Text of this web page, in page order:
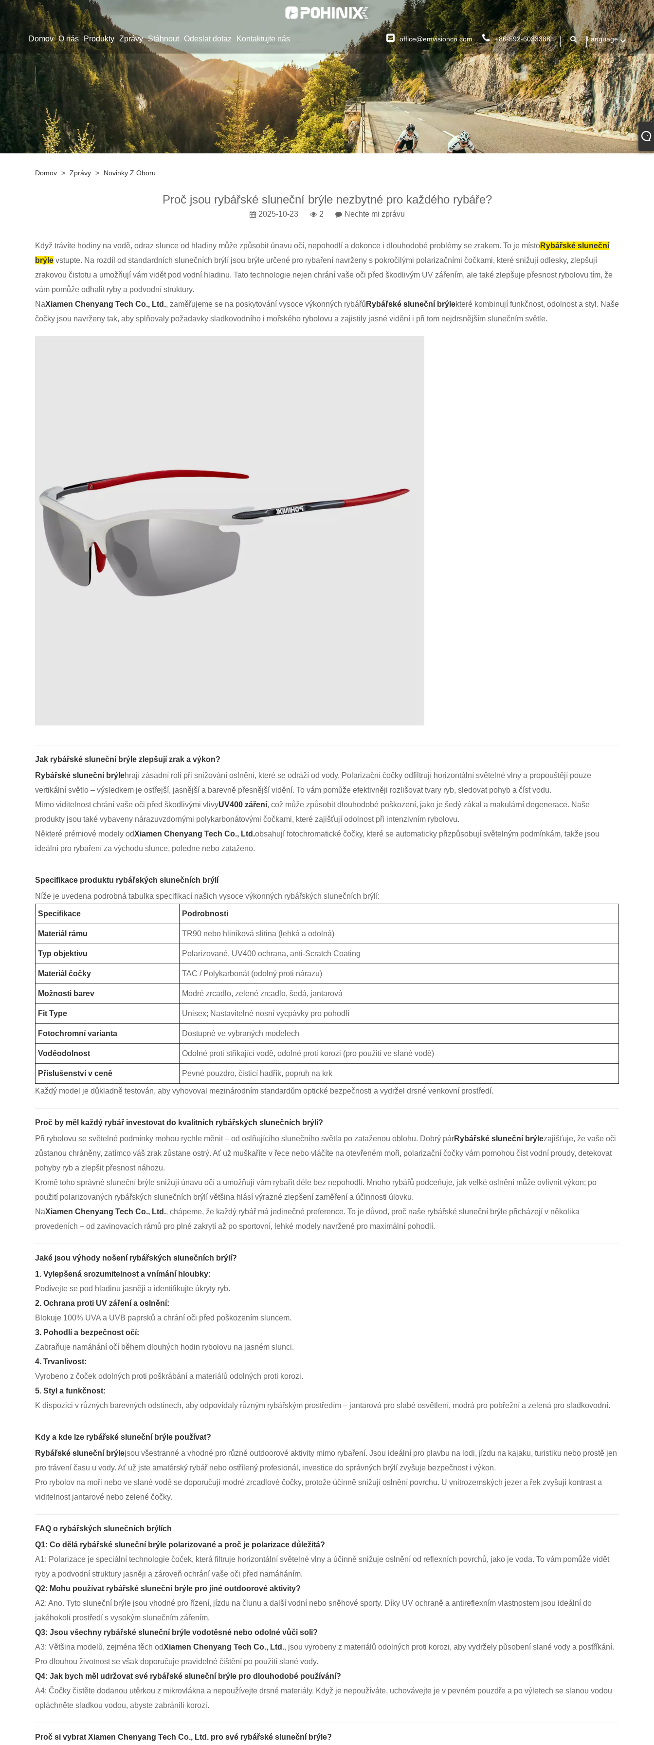
Domov O nás Produkty Zprávy Stáhnout Odeslat dotaz Kontaktujte nás office@emvisionco.com +86-592-6033388 Language
Domov > Zprávy > Novinky Z Oboru
Proč jsou rybářské sluneční brýle nezbytné pro každého rybáře?
2025-10-23 2 Nechte mi zprávu
Když trávíte hodiny na vodě, odraz slunce od hladiny může způsobit únavu očí, nepohodlí a dokonce i dlouhodobé problémy se zrakem. To je místoRybářské sluneční
brýle vstupte. Na rozdíl od standardních slunečních brýlí jsou brýle určené pro rybaření navrženy s pokročilými polarizačními čočkami, které snižují odlesky, zlepšují
zrakovou čistotu a umožňují vám vidět pod vodní hladinu. Tato technologie nejen chrání vaše oči před škodlivým UV zářením, ale také zlepšuje přesnost rybolovu tím, že
vám pomůže odhalit ryby a podvodní struktury.
NaXiamen Chenyang Tech Co., Ltd., zaměřujeme se na poskytování vysoce výkonných rybářů Rybářské sluneční brýlekteré kombinují funkčnost, odolnost a styl. Naše
čočky jsou navrženy tak, aby splňovaly požadavky sladkovodního i mořského rybolovu a zajistily jasné vidění i při tom nejdrsnějším slunečním světle.
Jak rybářské sluneční brýle zlepšují zrak a výkon?
Rybářské sluneční brýlehrají zásadní roli při snižování oslnění, které se odráží od vody. Polarizační čočky odfiltrují horizontální světelné vlny a propouštějí pouze
vertikální světlo – výsledkem je ostřejší, jasnější a barevně přesnější vidění. To vám pomůže efektivněji rozlišovat tvary ryb, sledovat pohyb a číst vodu.
Mimo viditelnost chrání vaše oči před škodlivými vlivyUV400 záření, což může způsobit dlouhodobé poškození, jako je šedý zákal a makulární degenerace. Naše
produkty jsou také vybaveny nárazuvzdornými polykarbonátovými čočkami, které zajišťují odolnost při intenzivním rybolovu.
Některé prémiové modely odXiamen Chenyang Tech Co., Ltd.obsahují fotochromatické čočky, které se automaticky přizpůsobují světelným podmínkám, takže jsou
ideální pro rybaření za východu slunce, poledne nebo zataženo.
Specifikace produktu rybářských slunečních brýlí
Níže je uvedena podrobná tabulka specifikací našich vysoce výkonných rybářských slunečních brýlí:
Specifikace Podrobnosti
Materiál rámu TR90 nebo hliníková slitina (lehká a odolná)
Typ objektivu Polarizované, UV400 ochrana, anti-Scratch Coating
Materiál čočky TAC / Polykarbonát (odolný proti nárazu)
Možnosti barev Modré zrcadlo, zelené zrcadlo, šedá, jantarová
Fit Type Unisex; Nastavitelné nosní vycpávky pro pohodlí
Fotochromní varianta Dostupné ve vybraných modelech
Voděodolnost Odolné proti stříkající vodě, odolné proti korozi (pro použití ve slané vodě)
Příslušenství v ceně Pevné pouzdro, čisticí hadřík, popruh na krk
Každý model je důkladně testován, aby vyhovoval mezinárodním standardům optické bezpečnosti a vydržel drsné venkovní prostředí.
Proč by měl každý rybář investovat do kvalitních rybářských slunečních brýlí?
Při rybolovu se světelné podmínky mohou rychle měnit – od oslňujícího slunečního světla po zataženou oblohu. Dobrý párRybářské sluneční brýlezajišťuje, že vaše oči
zůstanou chráněny, zatímco váš zrak zůstane ostrý. Ať už muškaříte v řece nebo vláčíte na otevřeném moři, polarizační čočky vám pomohou číst vodní proudy, detekovat
pohyby ryb a zlepšit přesnost náhozu.
Kromě toho správné sluneční brýle snižují únavu očí a umožňují vám rybařit déle bez nepohodlí. Mnoho rybářů podceňuje, jak velké oslnění může ovlivnit výkon; po
použití polarizovaných rybářských slunečních brýlí většina hlásí výrazné zlepšení zaměření a účinnosti úlovku.
NaXiamen Chenyang Tech Co., Ltd., chápeme, že každý rybář má jedinečné preference. To je důvod, proč naše rybářské sluneční brýle přicházejí v několika
provedeních – od zavinovacích rámů pro plné zakrytí až po sportovní, lehké modely navržené pro maximální pohodlí.
Jaké jsou výhody nošení rybářských slunečních brýlí?
1. Vylepšená srozumitelnost a vnímání hloubky:
Podívejte se pod hladinu jasněji a identifikujte úkryty ryb.
2. Ochrana proti UV záření a oslnění:
Blokuje 100% UVA a UVB paprsků a chrání oči před poškozením sluncem.
3. Pohodlí a bezpečnost očí:
Zabraňuje namáhání očí během dlouhých hodin rybolovu na jasném slunci.
4. Trvanlivost:
Vyrobeno z čoček odolných proti poškrábání a materiálů odolných proti korozi.
5. Styl a funkčnost:
K dispozici v různých barevných odstínech, aby odpovídaly různým rybářským prostředím – jantarová pro slabé osvětlení, modrá pro pobřežní a zelená pro sladkovodní.
Kdy a kde lze rybářské sluneční brýle používat?
Rybářské sluneční brýlejsou všestranné a vhodné pro různé outdoorové aktivity mimo rybaření. Jsou ideální pro plavbu na lodi, jízdu na kajaku, turistiku nebo prostě jen
pro trávení času u vody. Ať už jste amatérský rybář nebo ostřílený profesionál, investice do správných brýlí zvyšuje bezpečnost i výkon.
Pro rybolov na moři nebo ve slané vodě se doporučují modré zrcadlové čočky, protože účinně snižují oslnění povrchu. U vnitrozemských jezer a řek zvyšují kontrast a
viditelnost jantarové nebo zelené čočky.
FAQ o rybářských slunečních brýlích
Q1: Co dělá rybářské sluneční brýle polarizované a proč je polarizace důležitá?
A1: Polarizace je speciální technologie čoček, která filtruje horizontální světelné vlny a účinně snižuje oslnění od reflexních povrchů, jako je voda. To vám pomůže vidět
ryby a podvodní struktury jasněji a zároveň ochrání vaše oči před namáháním.
Q2: Mohu používat rybářské sluneční brýle pro jiné outdoorové aktivity?
A2: Ano. Tyto sluneční brýle jsou vhodné pro řízení, jízdu na člunu a další vodní nebo sněhové sporty. Díky UV ochraně a antireflexním vlastnostem jsou ideální do
jakéhokoli prostředí s vysokým slunečním zářením.
Q3: Jsou všechny rybářské sluneční brýle vodotěsné nebo odolné vůči soli?
A3: Většina modelů, zejména těch odXiamen Chenyang Tech Co., Ltd., jsou vyrobeny z materiálů odolných proti korozi, aby vydržely působení slané vody a postříkání.
Pro dlouhou životnost se však doporučuje pravidelné čištění po použití slané vody.
Q4: Jak bych měl udržovat své rybářské sluneční brýle pro dlouhodobé používání?
A4: Čočky čistěte dodanou utěrkou z mikrovlákna a nepoužívejte drsné materiály. Když je nepoužíváte, uchovávejte je v pevném pouzdře a po výletech se slanou vodou
opláchněte sladkou vodou, abyste zabránili korozi.
Proč si vybrat Xiamen Chenyang Tech Co., Ltd. pro své rybářské sluneční brýle?